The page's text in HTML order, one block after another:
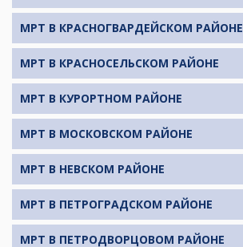
МРТ В КРАСНОГВАРДЕЙСКОМ РАЙОНЕ
МРТ В КРАСНОСЕЛЬСКОМ РАЙОНЕ
МРТ В КУРОРТНОМ РАЙОНЕ
МРТ В МОСКОВСКОМ РАЙОНЕ
МРТ В НЕВСКОМ РАЙОНЕ
МРТ В ПЕТРОГРАДСКОМ РАЙОНЕ
МРТ В ПЕТРОДВОРЦОВОМ РАЙОНЕ